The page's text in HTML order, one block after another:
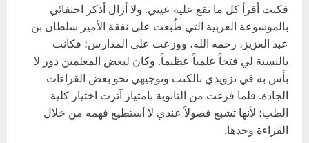
فكنت أقرأ كل ما تقع عليه عيني. ولا أزال أذكر احتفائي
بالموسوعة العربية التي طُبعت على نفقة الأمير سلطان بن
عبد العزيز، رحمه الله، ووزعت على المدارس؛ فكانت
بالنسبة لي فتحاً علمياً عظيماً. وكان لبعض المعلمين دور لا
بأس به في تزويدي بالكتب وتوجيهي نحو بعض القراءات
الجادة. فلما فرغت من الثانوية بامتياز آثرت اختيار كلية
الطب؛ لأنها تشبع فضولاً عندي لا أستطيع فهمه من خلال
القراءة وحدها.